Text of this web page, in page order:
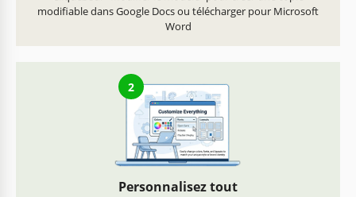
modifiable dans Google Docs ou télécharger pour Microsoft
Word
2
Personnalisez tout